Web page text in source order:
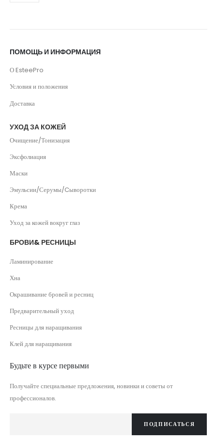
ПОМОЩЬ И ИНФОРМАЦИЯ
О EsteePro
Условия и положения
Доставка
УХОД ЗА КОЖЕЙ
Очищение/Тонизация
Эксфолиация
Маски
Эмульсии/Серумы/Cыворотки
Крема
Уход за кожей вокруг глаз
БРОВИ& РЕСНИЦЫ
Ламинирование
Хна
Окрашивание бровей и ресниц
Предварительный уход
Ресницы для наращивания
Клей для наращивания
Будьте в курсе первыми
Получайте специальные предложения, новинки и советы от
профессионалов.
ПОДПИСАТЬСЯ